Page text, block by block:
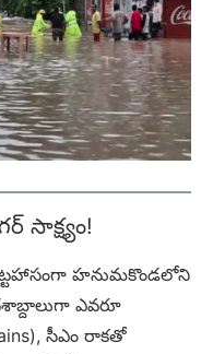
సాక్ష్యం!
హనుమకొండలోని
ఎవరూ
సీఎం రాకతో